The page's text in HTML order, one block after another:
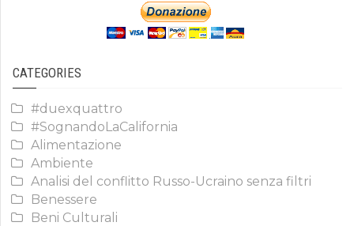
CATEGORIES
#duexquattro
#SognandoLaCalifornia
Alimentazione
Ambiente
Analisi del conflitto Russo-Ucraino senza filtri
Benessere
Beni Culturali